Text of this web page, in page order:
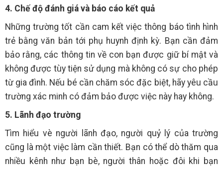
4. Chế độ đánh giá và báo cáo kết quả
Những trường tốt cần cam kết việc thông báo tình hình
trẻ bằng văn bản tới phụ huynh định kỳ. Bạn cần đảm
bảo rằng, các thông tin về con bạn được giữ bí mật và
không được tùy tiện sử dụng mà không có sự cho phép
từ gia đình. Nếu bé cần chăm sóc đặc biệt, hãy yêu cầu
trường xác minh có đảm bảo được việc này hay không.
5. Lãnh đạo trường
Tìm hiểu vè người lãnh đạo, người quỷ lý của trường
cũng là một việc làm cần thiết. Bạn có thể dò thăm qua
nhiều kênh như bạn bè, người thân hoặc đôi khi bạn